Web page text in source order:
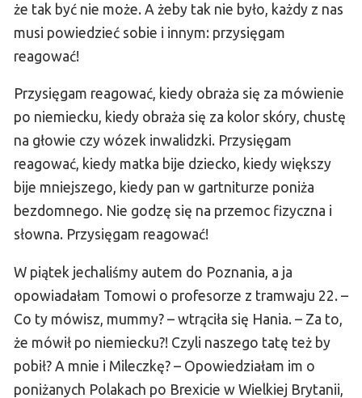
że tak być nie może. A żeby tak nie było, każdy z nas
musi powiedzieć sobie i innym: przysięgam
reagować!
Przysięgam reagować, kiedy obraża się za mówienie
po niemiecku, kiedy obraża się za kolor skóry, chustę
na głowie czy wózek inwalidzki. Przysięgam
reagować, kiedy matka bije dziecko, kiedy większy
bije mniejszego, kiedy pan w gartniturze poniża
bezdomnego. Nie godzę się na przemoc fizyczna i
słowna. Przysięgam reagować!
W piątek jechaliśmy autem do Poznania, a ja
opowiadałam Tomowi o profesorze z tramwaju 22. –
Co ty mówisz, mummy? – wtrąciła się Hania. – Za to,
że mówił po niemiecku?! Czyli naszego tatę też by
pobił? A mnie i Mileczkę? – Opowiedziałam im o
poniżanych Polakach po Brexicie w Wielkiej Brytanii,